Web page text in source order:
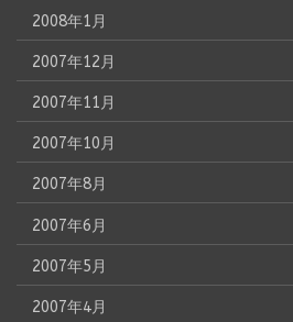
2008年1月
2007年12月
2007年11月
2007年10月
2007年8月
2007年6月
2007年5月
2007年4月